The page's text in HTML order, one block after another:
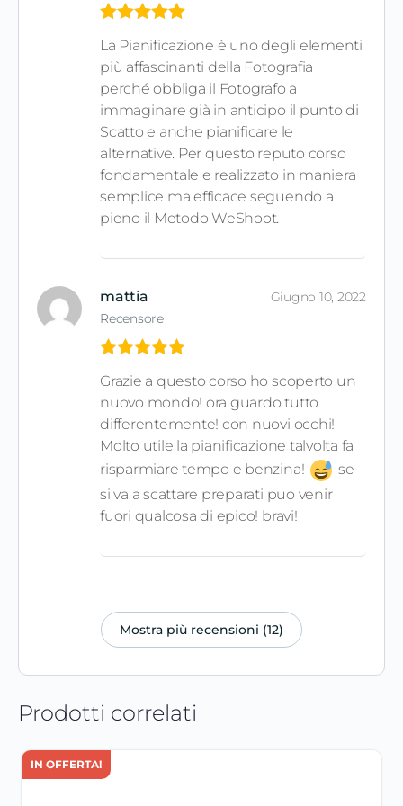
su 5
La Pianificazione è uno degli elementi
più affascinanti della Fotografia
perché obbliga il Fotografo a
immaginare già in anticipo il punto di
Scatto e anche pianificare le
alternative. Per questo reputo corso
fondamentale e realizzato in maniera
semplice ma efficace seguendo a
pieno il Metodo WeShoot.
mattia
Recensore
Giugno 10, 2022
su 5
Grazie a questo corso ho scoperto un
nuovo mondo! ora guardo tutto
differentemente! con nuovi occhi!
Molto utile la pianificazione talvolta fa
risparmiare tempo e benzina!
se
si va a scattare preparati puo venir
fuori qualcosa di epico! bravi!
Mostra più recensioni (12)
Prodotti correlati
IN OFFERTA!